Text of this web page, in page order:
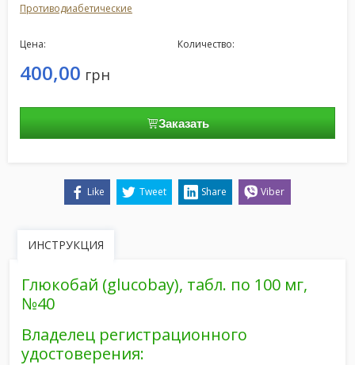
Противодиабетические
Цена:
400,00 грн
Количество:
Заказать
Like Tweet Share Viber
ИНСТРУКЦИЯ
Глюкобай (glucobay), табл. по 100 мг,
№40
Владелец регистрационного
удостоверения: